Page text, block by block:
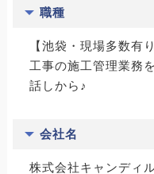
職種
【池袋・現場多数
工事の施工管理業務
話しから♪
会社名
株式会社キャンディ